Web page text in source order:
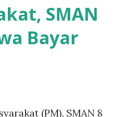
SMAN
Bayar
(PM), SMAN 8